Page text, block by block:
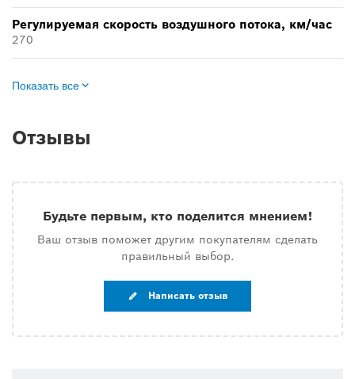
Регулируемая скорость воздушного потока, км/час
270
Показать все
Отзывы
Будьте первым, кто поделится мнением!
Ваш отзыв поможет другим покупателям сделать
правильный выбор.
Написать отзыв